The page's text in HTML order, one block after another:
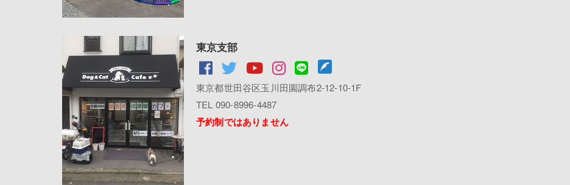
東京支部
東京都世田谷区玉川田園調布2-12-10-1F
TEL 090-8996-4487
予約制ではありません